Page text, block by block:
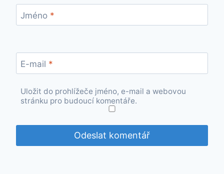
Jméno *
E-mail *
Uložit do prohlížeče jméno, e-mail a webovou
stránku pro budoucí komentáře.